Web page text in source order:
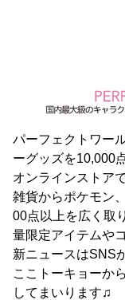
パーフェクトワー
ーグッズを10,000
オンラインストア
雑貨からポケモン
00点以上を広く取
量限定アイテムや
新ニュースはSNS
ここトーキョーか
してまいります♫